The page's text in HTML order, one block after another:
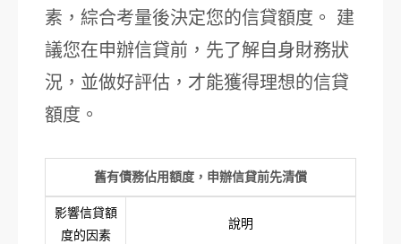
素，綜合考量後決定您的信貸額度。 建
議您在申辦信貸前，先了解自身財務狀
況，並做好評估，才能獲得理想的信貸
額度。
舊有債務佔用額度，申辦信貸前先清償
影響信貸額
度的因素
說明